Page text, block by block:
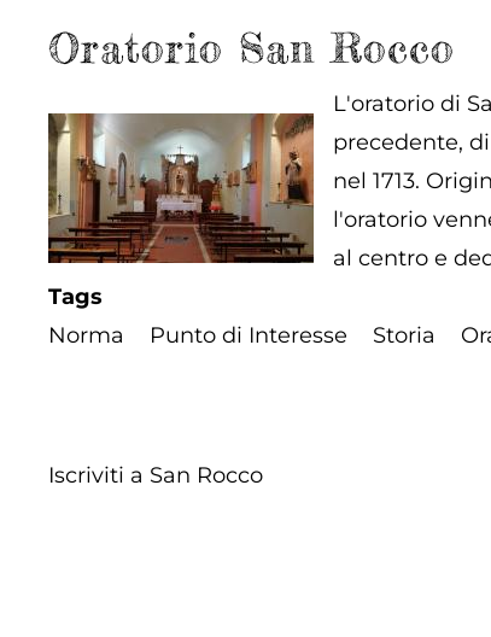
Oratorio San Rocco
L'oratorio di
precedente,
nel 1713.
l'oratorio
al centro e
Tags
Norma
Punto di Interesse Storia
Iscriviti a San Rocco